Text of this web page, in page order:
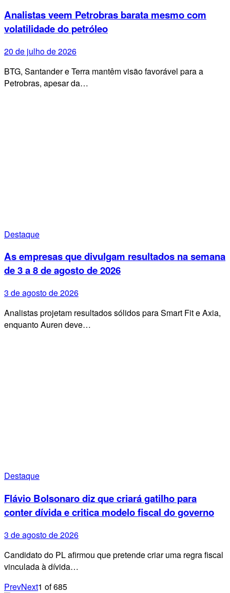
Analistas veem Petrobras barata mesmo com
volatilidade do petróleo
20 de julho de 2026
BTG, Santander e Terra mantêm visão favorável para a
Petrobras, apesar da…
Destaque
As empresas que divulgam resultados na semana
de 3 a 8 de agosto de 2026
3 de agosto de 2026
Analistas projetam resultados sólidos para Smart Fit e Axia,
enquanto Auren deve…
Destaque
Flávio Bolsonaro diz que criará gatilho para
conter dívida e critica modelo fiscal do governo
3 de agosto de 2026
Candidato do PL afirmou que pretende criar uma regra fiscal
vinculada à dívida…
PrevNext1 of685